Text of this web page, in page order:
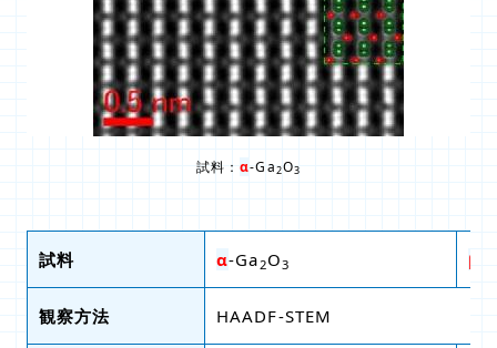
試料：α-Ga2O3
試料 α-Ga 2O3 β
観察方法 HAADF-STEM